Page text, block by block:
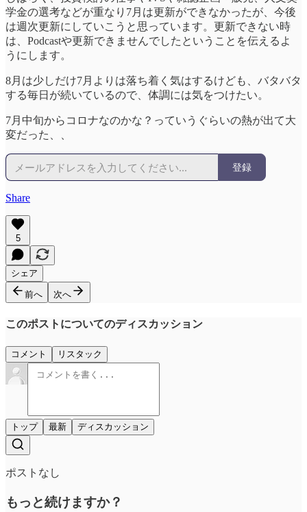
学金の選考などが重なり7月は更新ができなかったが、今後
は週次更新にしていこうと思っています。更新できない時
は、Podcastや更新できませんでしたということを伝えるよ
うにします。
8月は少しだけ7月よりは落ち着く気はするけども、バタバタ
する毎日が続いているので、体調には気をつけたい。
7月中旬からコロナなのかな？っていうぐらいの熱が出て大
変だった、、
登録
Share
5
シェア
前へ 次へ
このポストについてのディスカッション
コメント リスタック
トップ 最新 ディスカッション
ポストなし
もっと続けますか？